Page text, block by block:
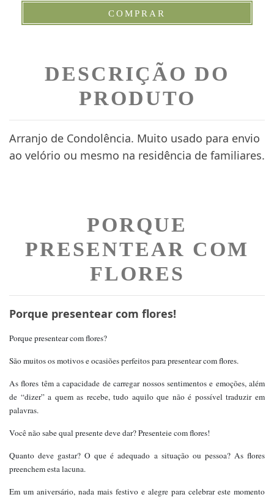
COMPRAR
DESCRIÇÃO DO
PRODUTO
Arranjo de Condolência. Muito usado para envio
ao velório ou mesmo na residência de familiares.
PORQUE
PRESENTEAR COM
FLORES
Porque presentear com flores!
Porque presentear com flores?
São muitos os motivos e ocasiões perfeitos para presentear com flores.
As flores têm a capacidade de carregar nossos sentimentos e emoções, além
de “dizer” a quem as recebe, tudo aquilo que não é possível traduzir em
palavras.
Você não sabe qual presente deve dar? Presenteie com flores!
Quanto deve gastar? O que é adequado a situação ou pessoa? As flores
preenchem esta lacuna.
Em um aniversário, nada mais festivo e alegre para celebrar este momento